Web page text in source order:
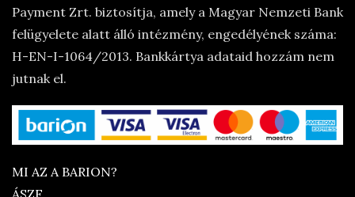
Payment Zrt. biztosítja, amely a Magyar Nemzeti Bank
felügyelete alatt álló intézmény, engedélyének száma:
H-EN-I-1064/2013. Bankkártya adataid hozzám nem
jutnak el.
MI AZ A BARION?
ÁSZF